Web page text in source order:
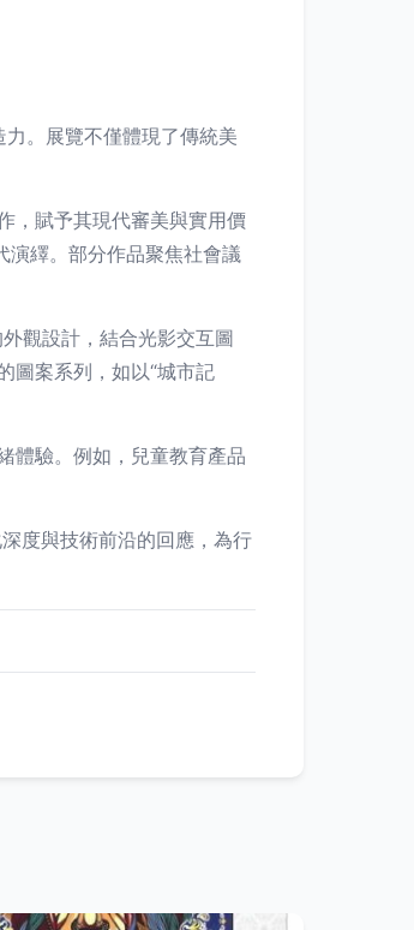
力。展覽不僅體現了傳統美
，賦予其現代審美與實用價
演繹。部分作品聚焦社會議
觀設計，結合光影交互圖
圖案系列，如以“城市記
體驗。例如，兒童教育產品
度與技術前沿的回應，為行